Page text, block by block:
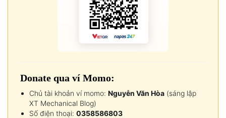
Donate qua ví Momo:
Chủ tài khoản ví momo: Nguyễn Văn Hòa (sáng lập
XT Mechanical Blog)
Số điện thoại: 0358586803